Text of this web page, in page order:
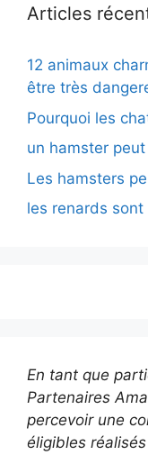
Articles
12 animaux
être très
Pourquoi les
un hamster
Les hamsters
les renards
En tant que
Partenaires
percevoir une
éligibles